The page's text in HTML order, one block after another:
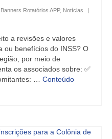
Banners Rotatórios APP, Notícias
|
a revisões e valores
ou benefícios do INSS? O
por meio de
os associados sobre: ✅
… Conteúdo